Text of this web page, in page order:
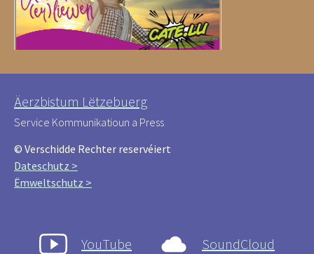
Äerzbistum Lëtzebuerg
Service Kommunikatioun a Press
© Verschidde Rechter reservéiert
Dateschutz >
Ëmweltschutz >
YouTube SoundCloud